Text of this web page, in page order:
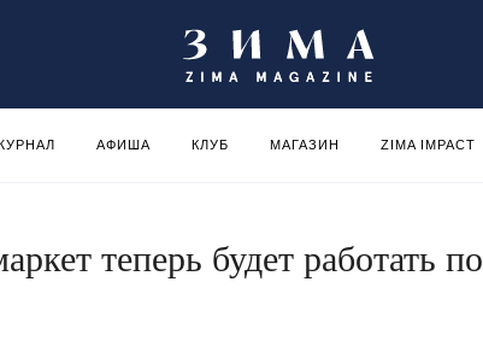
АФИША КЛУБ МАГАЗИН ZIMA IMPACT
теперь будет работать по